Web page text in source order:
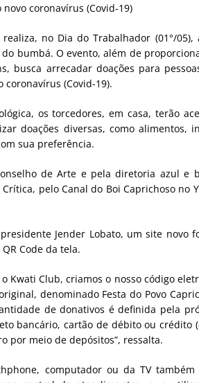
coronavírus (Covid-19)
no Dia do Trabalhador (01°/
bumbá. O evento, além de
busca arrecadar doações para
coronavírus (Covid-19).
os torcedores, em casa, terão
doações diversas, como alimentos,
sua preferência.
de Arte e pela diretoria azul e
Crítica, pelo Canal do Boi Caprichoso
Jender Lobato, um site novo
Code da tela.
o Kwati Club, criamos o nosso código
denominado Festa do Povo
de donativos é definida pela
bancário, cartão de débito ou crédito
por meio de depósitos”, ressalta.
computador ou da TV